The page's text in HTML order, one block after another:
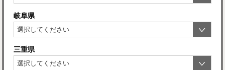
岐阜県
三重県